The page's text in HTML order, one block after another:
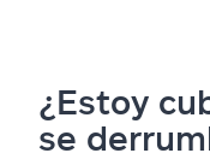
¿Estoy
se